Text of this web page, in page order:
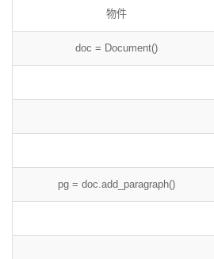
物件
doc = Document()
pg = doc.add_paragraph()